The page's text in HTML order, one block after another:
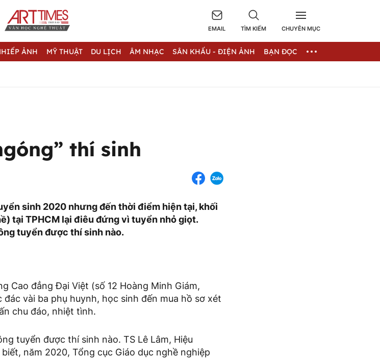
EMAIL TÌM KIẾM CHUYÊN MỤC
ẢNH MỸ THUẬT DU LỊCH ÂM NHẠC SÂN KHẤU - ĐIỆN ẢNH BẠN ĐỌC
thí sinh
sinh 2020 nhưng đến thời điểm hiện tại, khối
tại TPHCM lại điêu đứng vì tuyển nhỏ giọt.
tuyển được thí sinh nào.
Cao đẳng Đại Việt (số 12 Hoàng Minh Giám,
đác vài ba phụ huynh, học sinh đến mua hồ sơ xét
chu đáo, nhiệt tình.
tuyển được thí sinh nào. TS Lê Lâm, Hiệu
năm 2020, Tổng cục Giáo dục nghề nghiệp